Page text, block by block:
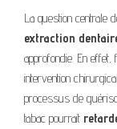
La question centrale
extraction
approfondie. En
intervention
processus de
tabac pourrait